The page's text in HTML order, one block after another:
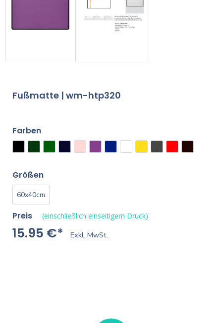
Fußmatte | wm-htp320
Farben
Größen
60x40cm
Preis (einschließlich einseitigem Druck)
15.95 €* Exkl. MwSt.